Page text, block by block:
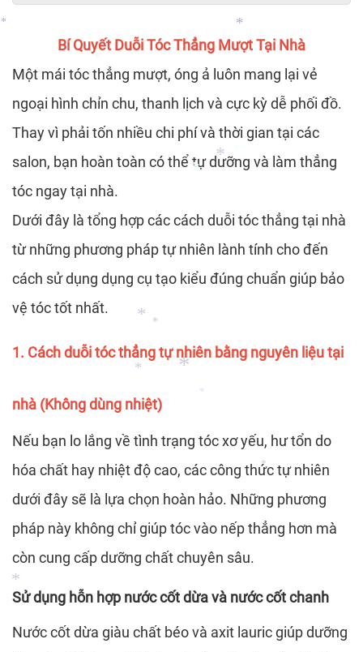
*
*
*
*
*
*
*
*
*
*
Bí Quyết Duỗi Tóc Thẳng Mượt Tại Nhà
Một mái tóc thẳng mượt, óng ả luôn mang lại vẻ
ngoại hình chỉn chu, thanh lịch và cực kỳ dễ phối đồ.
Thay vì phải tốn nhiều chi phí và thời gian tại các
salon, bạn hoàn toàn có thể tự dưỡng và làm thẳng
tóc ngay tại nhà.
Dưới đây là tổng hợp các cách duỗi tóc thẳng tại nhà
từ những phương pháp tự nhiên lành tính cho đến
cách sử dụng dụng cụ tạo kiểu đúng chuẩn giúp bảo
vệ tóc tốt nhất.
1. Cách duỗi tóc thẳng tự nhiên bằng nguyên liệu tại
nhà (Không dùng nhiệt)
Nếu bạn lo lắng về tình trạng tóc xơ yếu, hư tổn do
hóa chất hay nhiệt độ cao, các công thức tự nhiên
dưới đây sẽ là lựa chọn hoàn hảo. Những phương
pháp này không chỉ giúp tóc vào nếp thẳng hơn mà
còn cung cấp dưỡng chất chuyên sâu.
Sử dụng hỗn hợp nước cốt dừa và nước cốt chanh
Nước cốt dừa giàu chất béo và axit lauric giúp dưỡng